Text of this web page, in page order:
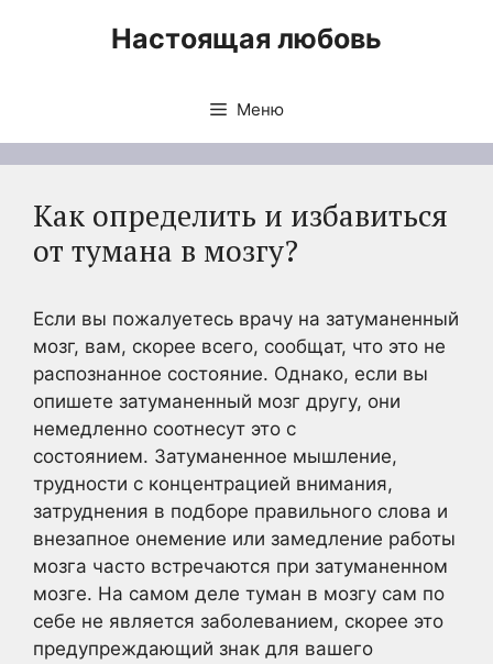
Настоящая любовь
Меню
Как определить и избавиться
от тумана в мозгу?
Если вы пожалуетесь врачу на затуманенный
мозг, вам, скорее всего, сообщат, что это не
распознанное состояние. Однако, если вы
опишете затуманенный мозг другу, они
немедленно соотнесут это с
состоянием. Затуманенное мышление,
трудности с концентрацией внимания,
затруднения в подборе правильного слова и
внезапное онемение или замедление работы
мозга часто встречаются при затуманенном
мозге. На самом деле туман в мозгу сам по
себе не является заболеванием, скорее это
предупреждающий знак для вашего